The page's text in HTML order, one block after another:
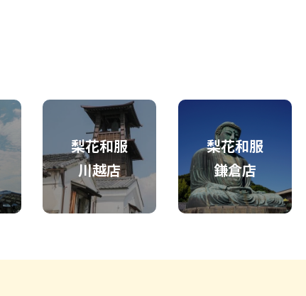
梨花和服
川越店
梨花和服
鎌倉店